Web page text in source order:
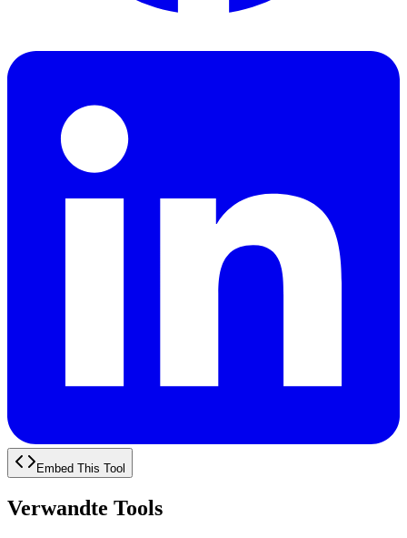
Embed This Tool
Verwandte Tools